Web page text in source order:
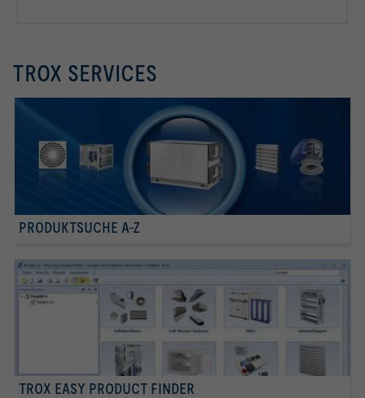
TROX SERVICES
PRODUKTSUCHE A-Z
TROX EASY PRODUCT FINDER